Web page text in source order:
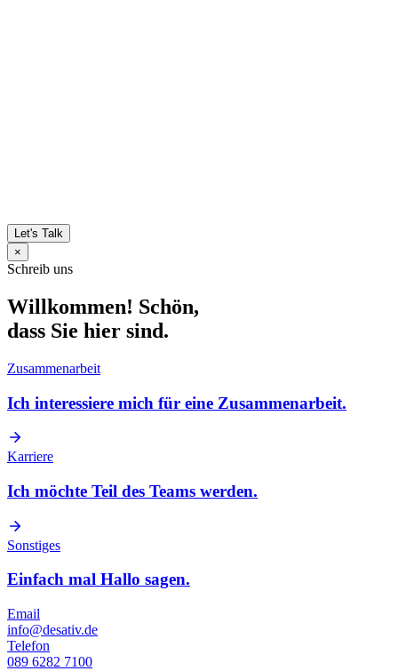
Let's Talk
×
Schreib uns
Willkommen! Schön,
dass Sie hier sind.
Zusammenarbeit
Ich interessiere mich für eine Zusammenarbeit.
Karriere
Ich möchte Teil des Teams werden.
Sonstiges
Einfach mal Hallo sagen.
Email
info@desativ.de
Telefon
089 6282 7100